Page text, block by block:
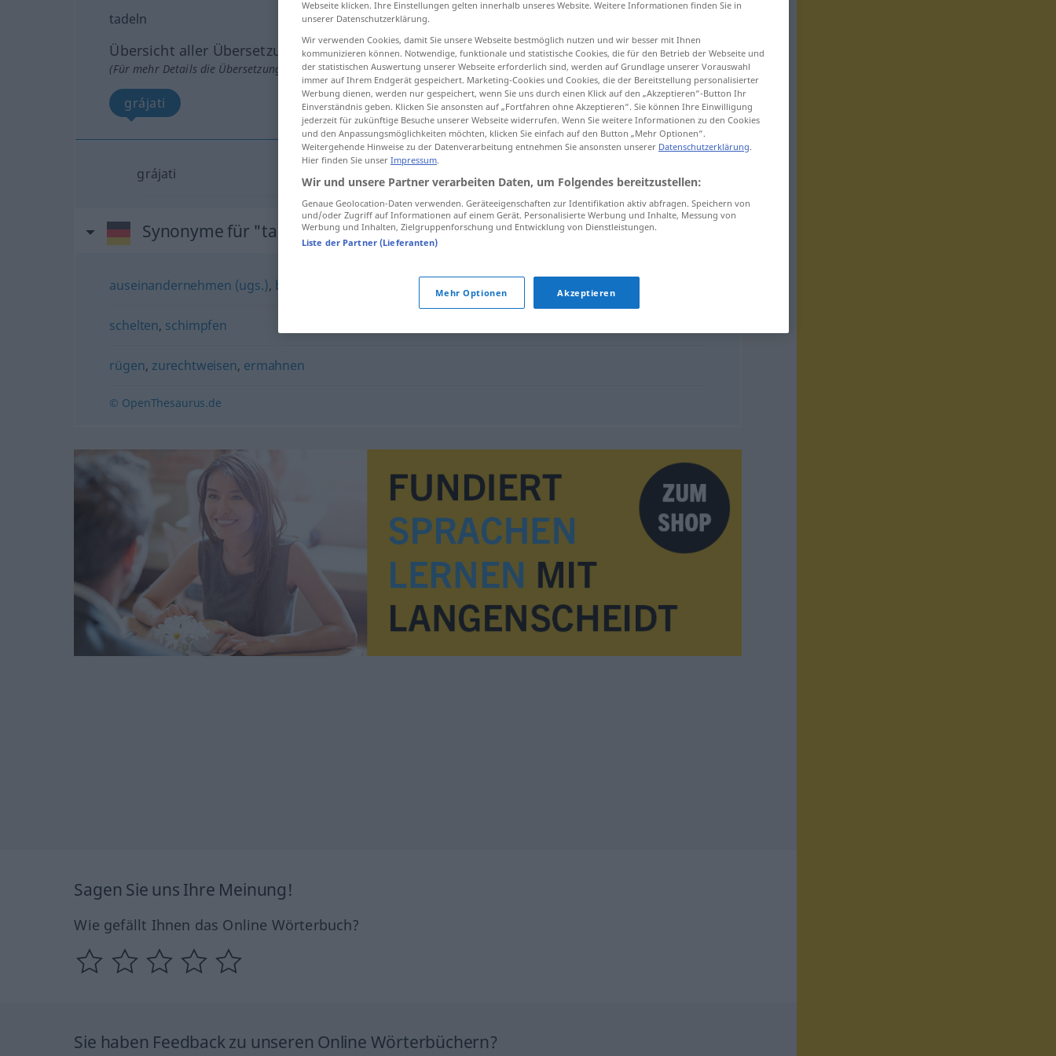
tadeln
Übersicht aller Übersetzungen
(Für mehr Details die Übersetzung anklicken/antippen)
grájati
grájati tadeln
Synonyme für "tadeln"
auseinandernehmen (ugs.), bemängeln
schelten, schimpfen
rügen, zurechtweisen, ermahnen
© OpenThesaurus.de
Sagen Sie uns Ihre Meinung!
Wie gefällt Ihnen das Online Wörterbuch?
Sie haben Feedback zu unseren Online Wörterbüchern?
Webseite klicken. Ihre Einstellungen gelten innerhalb unseres Website. Weitere Informationen finden Sie in
unserer Datenschutzerklärung.
Wir verwenden Cookies, damit Sie unsere Webseite bestmöglich nutzen und wir besser mit Ihnen
kommunizieren können. Notwendige, funktionale und statistische Cookies, die für den Betrieb der Webseite und
der statistischen Auswertung unserer Webseite erforderlich sind, werden auf Grundlage unserer Vorauswahl
immer auf Ihrem Endgerät gespeichert. Marketing-Cookies und Cookies, die der Bereitstellung personalisierter
Werbung dienen, werden nur gespeichert, wenn Sie uns durch einen Klick auf den „Akzeptieren“-Button Ihr
Einverständnis geben. Klicken Sie ansonsten auf „Fortfahren ohne Akzeptieren“. Sie können Ihre Einwilligung
jederzeit für zukünftige Besuche unserer Webseite widerrufen. Wenn Sie weitere Informationen zu den Cookies
und den Anpassungsmöglichkeiten möchten, klicken Sie einfach auf den Button „Mehr Optionen“.
Weitergehende Hinweise zu der Datenverarbeitung entnehmen Sie ansonsten unserer Datenschutzerklärung.
Hier finden Sie unser Impressum.
Wir und unsere Partner verarbeiten Daten, um Folgendes bereitzustellen:
Genaue Geolocation-Daten verwenden. Geräteeigenschaften zur Identifikation aktiv abfragen. Speichern von
und/oder Zugriff auf Informationen auf einem Gerät. Personalisierte Werbung und Inhalte, Messung von
Werbung und Inhalten, Zielgruppenforschung und Entwicklung von Dienstleistungen.
Liste der Partner (Lieferanten)
Mehr Optionen Akzeptieren